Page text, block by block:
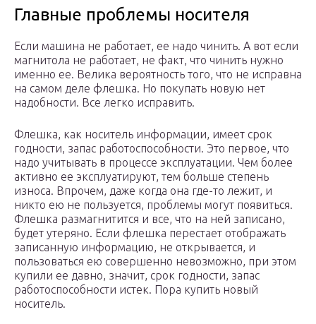
Главные проблемы носителя
Если машина не работает, ее надо чинить. А вот если
магнитола не работает, не факт, что чинить нужно
именно ее. Велика вероятность того, что не исправна
на самом деле флешка. Но покупать новую нет
надобности. Все легко исправить.
Флешка, как носитель информации, имеет срок
годности, запас работоспособности. Это первое, что
надо учитывать в процессе эксплуатации. Чем более
активно ее эксплуатируют, тем больше степень
износа. Впрочем, даже когда она где-то лежит, и
никто ею не пользуется, проблемы могут появиться.
Флешка размагнитится и все, что на ней записано,
будет утеряно. Если флешка перестает отображать
записанную информацию, не открывается, и
пользоваться ею совершенно невозможно, при этом
купили ее давно, значит, срок годности, запас
работоспособности истек. Пора купить новый
носитель.